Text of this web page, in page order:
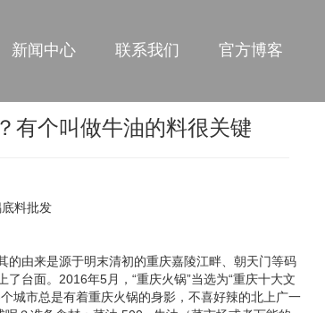
新闻中心 联系我们 官方博客
有个叫做牛油的料很关键
料批发
由来是源于明末清初的重庆嘉陵江畔、朝天门等码
台面。2016年5月，“重庆火锅”当选为“重庆十大文
城市总是有着重庆火锅的身影，不喜好辣的北上广一